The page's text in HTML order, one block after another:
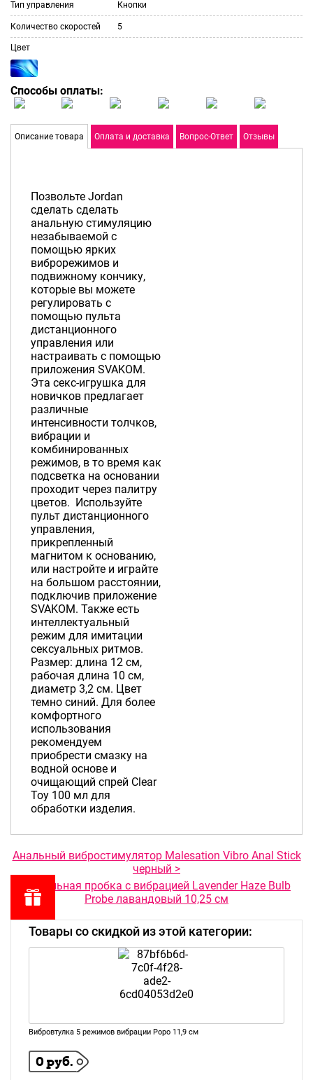
Тип управления Кнопки
Количество скоростей 5
Цвет
Способы оплаты:
Описание товара Оплата и доставка Вопрос-Ответ Отзывы
Позвольте Jordan
сделать сделать
анальную стимуляцию
незабываемой с
помощью ярких
виброрежимов и
подвижному кончику,
которые вы можете
регулировать с
помощью пульта
дистанционного
управления или
настраивать с помощью
приложения SVAKOM.
Эта секс-игрушка для
новичков предлагает
различные
интенсивности толчков,
вибрации и
комбинированных
режимов, в то время как
подсветка на основании
проходит через палитру
цветов. Используйте
пульт дистанционного
управления,
прикрепленный
магнитом к основанию,
или настройте и играйте
на большом расстоянии,
подключив приложение
SVAKOM. Также есть
интеллектуальный
режим для имитации
сексуальных ритмов.
Размер: длина 12 см,
рабочая длина 10 см,
диаметр 3,2 см. Цвет
темно синий. Для более
комфортного
использования
рекомендуем
приобрести смазку на
водной основе и
очищающий спрей Clear
Toy 100 мл для
обработки изделия.
Анальный вибростимулятор Malesation Vibro Anal Stick
черный >
< Анальная пробка с вибрацией Lavender Haze Bulb
Probe лавандовый 10,25 см
Товары со скидкой из этой категории:
Вибровтулка 5 режимов вибрации Popo 11,9 см
0 руб.